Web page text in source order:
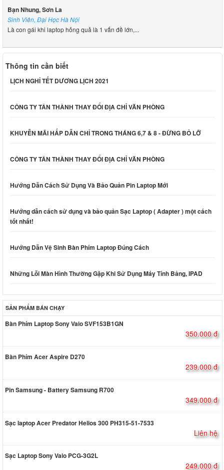
Bạn Nhung, Sơn La
Sinh Viên, Đại Học Hà Nội
Là con gái khi laptop hỏng quả là 1 vấn đề lớn,...
Thông tin cần biết
LỊCH NGHỈ TẾT DƯƠNG LỊCH 2021
CÔNG TY TÂN THÀNH THAY ĐỔI ĐỊA CHỈ VĂN PHÒNG
KHUYỄN MÃI HẤP DẪN CHỈ TRONG THÁNG 6,7 & 8 - ĐỪNG BỎ LỠ
CÔNG TY TÂN THÀNH THAY ĐỔI ĐỊA CHỈ VĂN PHÒNG
Hướng Dẫn Cách Sử Dụng Và Bảo Quản Pin Laptop Mới
Hướng dẫn cách sử dụng và bảo quản Sạc Laptop ( Adapter ) một cách
tốt nhất!
Hướng Dẫn Vệ Sinh Bàn Phím Laptop Đúng Cách
Những Lỗi Màn Hình Thường Gặp Khi Sử Dụng Máy Tính Bảng, IPAD
SẢN PHẨM BÁN CHẠY
Bàn Phím Laptop Sony Vaio SVF153B1GN
350.000 đ
Bàn Phím Acer Aspire D270
239.000 đ
Pin Samsung - Battery Samsung R700
349.000 đ
Sạc laptop Acer Predator Helios 300 PH315-51-7533
Liên hệ
Sạc Laptop Sony Vaio PCG-3G2L
249.000 đ